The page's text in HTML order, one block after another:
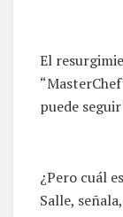
El
puede
¿Pero cuál
Salle,